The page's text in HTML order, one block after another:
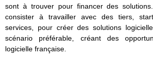
sont à trouver pour financer des
consister à travailler avec des tiers,
services, pour créer des solutions
scénario préférable, créant des
logicielle française.